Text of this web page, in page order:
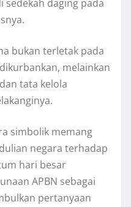
sedekah daging pada
bukan terletak pada
melainkan
tata kelola
simbolik memang
negara terhadap
hari besar
APBN sebagai
pertanyaan